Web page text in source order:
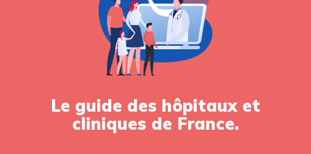
Le guide des hôpitaux et
cliniques de France.